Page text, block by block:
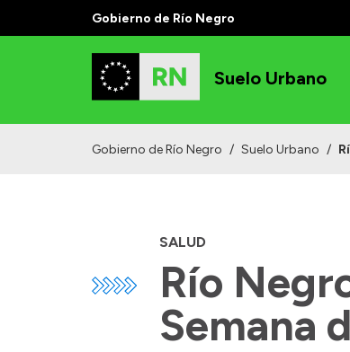
Gobierno de Río Negro
Suelo Urbano
Gobierno de Río Negro / Suelo Urbano /
SALUD
Río
Semana